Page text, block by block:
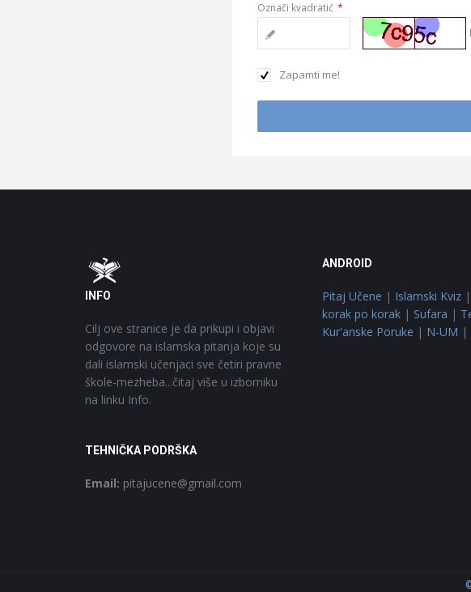
Označi kvadratić *
Zapamti me!
Footer
INFO
Cilj ove stranice je da prikupi i objavi
odgovore na islamska pitanja koje su
dali islamski učenjaci sve četiri pravne
škole-mezheba...čitaj više u izborniku
na linku Info.
TEHNIČKA PODRŠKA
Email: pitajucene@gmail.com
ANDROID
Pitaj Učene | Islamski Kviz|
korak po korak| Sufara |
Kur'anske Poruke | N-UM |